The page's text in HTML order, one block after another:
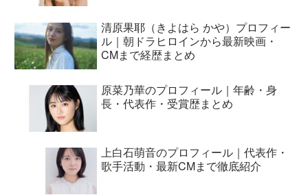
清原果耶（きよはら かや）プロフィー
ル｜朝ドラヒロインから最新映画・
CMまで経歴まとめ
原菜乃華のプロフィール｜年齢・身
長・代表作・受賞歴まとめ
上白石萌音のプロフィール｜代表作・
歌手活動・最新CMまで徹底紹介